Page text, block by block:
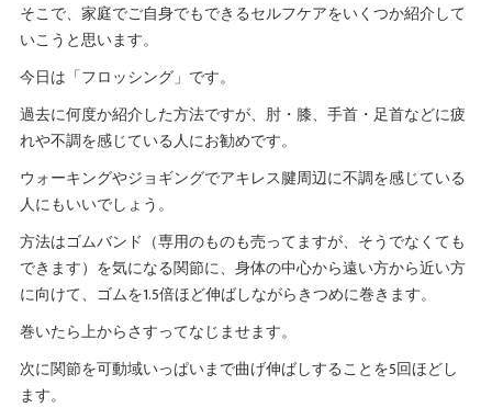
そこで、家庭でご自身でもできるセルフケアをいくつか紹介して
いこうと思います。
今日は「フロッシング」です。
過去に何度か紹介した方法ですが、肘・膝、手首・足首などに疲
れや不調を感じている人にお勧めです。
ウォーキングやジョギングでアキレス腱周辺に不調を感じている
人にもいいでしょう。
方法はゴムバンド（専用のものも売ってますが、そうでなくても
できます）を気になる関節に、身体の中心から遠い方から近い方
に向けて、ゴムを1.5倍ほど伸ばしながらきつめに巻きます。
巻いたら上からさすってなじませます。
次に関節を可動域いっぱいまで曲げ伸ばしすることを5回ほどし
ます。